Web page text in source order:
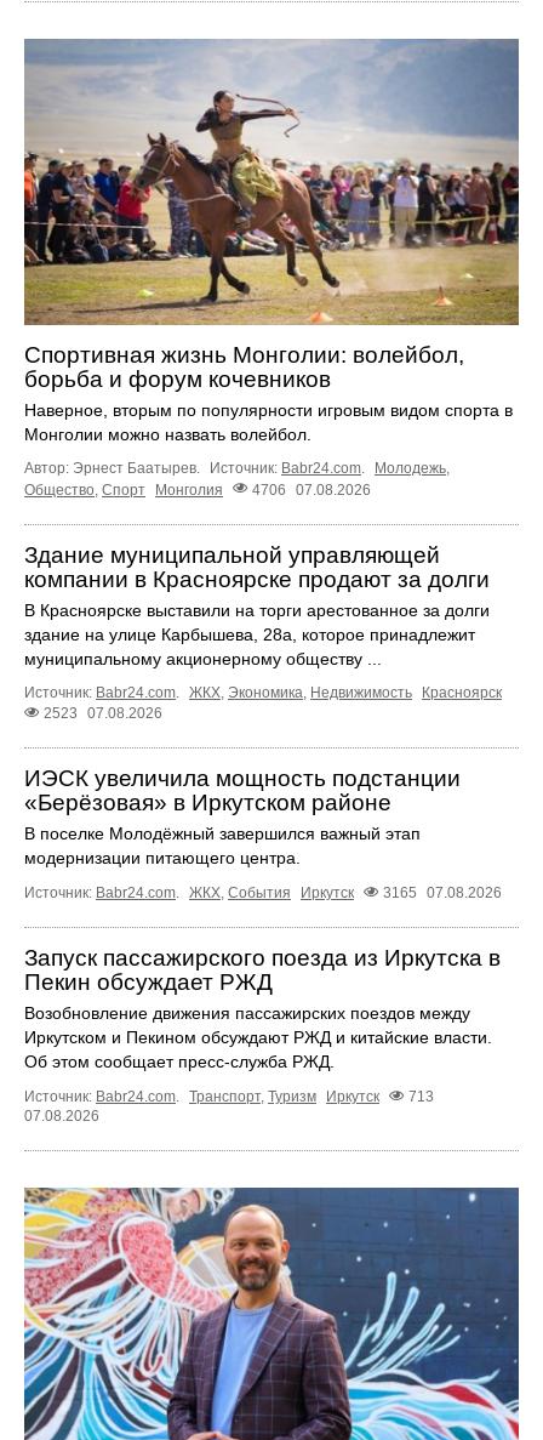
Спортивная жизнь Монголии: волейбол,
борьба и форум кочевников
Наверное, вторым по популярности игровым видом спорта в
Монголии можно назвать волейбол.
Автор: Эрнест Баатырев. Источник: Babr24.com. Молодежь,
Общество Спорт Монголия 4706 07.08.2026
Здание муниципальной управляющей
компании в Красноярске продают за долги
В Красноярске выставили на торги арестованное за долги
здание на улице Карбышева, 28а, которое принадлежит
муниципальному акционерному обществу ...
Источник: Babr24.com ЖКХ Экономика Недвижимость
Красноярск
2523
07.08.2026
ИЭСК увеличила мощность подстанции
«Берёзовая» в Иркутском районе
В поселке Молодёжный завершился важный этап
модернизации питающего центра.
Источник: Babr24.com ЖКХ События Иркутск 3165 07.08.2026
Запуск пассажирского поезда из Иркутска в
Пекин обсуждает РЖД
Возобновление движения пассажирских поездов между
Иркутском и Пекином обсуждают РЖД и китайские власти.
Об этом сообщает пресс‑служба РЖД.
Источник: Babr24.com. Транспорт, Туризм Иркутск
713
07.08.2026